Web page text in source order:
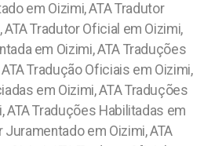
em Oizimi, ATA Tradutor
Tradutor Oficial em Oizimi,
em Oizimi, ATA Traduções
Tradução Oficiais em Oizimi,
em Oizimi, ATA Traduções
ATA Traduções Habilitadas em
Juramentado em Oizimi, ATA